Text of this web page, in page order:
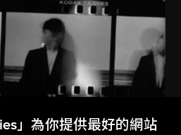
」為你提供最好的網站